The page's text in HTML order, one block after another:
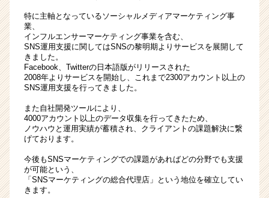
新
歓
|
ベ
ン
チ
ャ
ー・
長
業
特に主軸となっているソーシャルメディアマーケティング事
業、
インフルエンサーマーケティング事業を含む、
SNS運用支援に関してはSNSの黎明期よりサービスを展開して
きました。
Facebook、Twitterの日本語版がリリースされた
2008年よりサービスを開始し、これまで2300アカウント以上の
SNS運用支援を行ってきました。
また自社開発ツールにより、
4000アカウント以上のデータ収集を行ってきたため、
ノウハウと運用実績が蓄積され、クライアントの課題解決に繋
げております。
今後もSNSマーケティングでの課題があればどの分野でも支援
が可能という、
「SNSマーケティングの総合代理店」という地位を確立してい
きます。